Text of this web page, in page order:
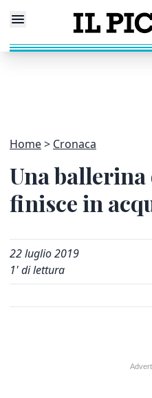
Home Cronaca
Una
finisce in
22 luglio 2019
1' di lettura